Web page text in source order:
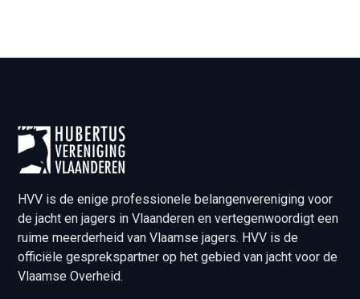
HVV is de enige professionele belangenvereniging voor
de jacht en jagers in Vlaanderen en vertegenwoordigt een
ruime meerderheid van Vlaamse jagers. HVV is de
officiële gesprekspartner op het gebied van jacht voor de
Vlaamse Overheid.